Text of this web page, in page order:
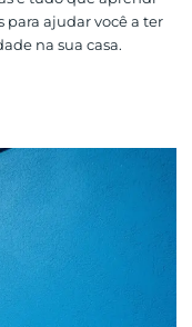
para ajudar você a ter
na sua casa.